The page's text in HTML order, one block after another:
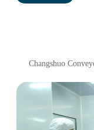
Changshuo